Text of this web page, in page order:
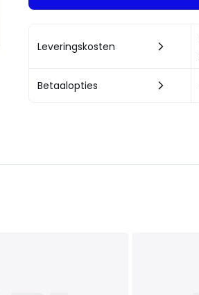
Leveringskosten
Betaalopties